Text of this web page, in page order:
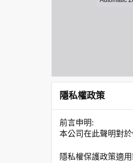
隱私權政策
前言申明:
本公司在此聲明對
隱私權保護政策適